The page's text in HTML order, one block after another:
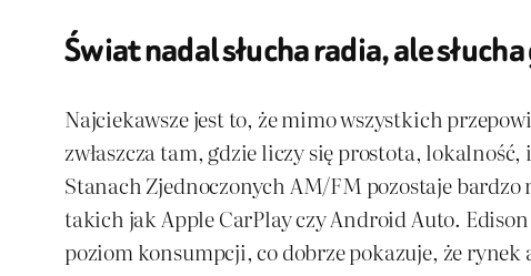
Świat nadal słucha radia, ale
Najciekawsze jest to, że mimo wszystkich
zwłaszcza tam, gdzie liczy się prostota,
Stanach Zjednoczonych AM/FM pozostaje
takich jak Apple CarPlay czy Android Auto.
poziom konsumpcji, co dobrze pokazuje, że